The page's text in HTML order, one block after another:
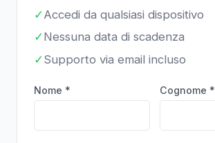
✓Accedi da qualsiasi dispositivo
✓Nessuna data di scadenza
✓Supporto via email incluso
Nome * Cognome *